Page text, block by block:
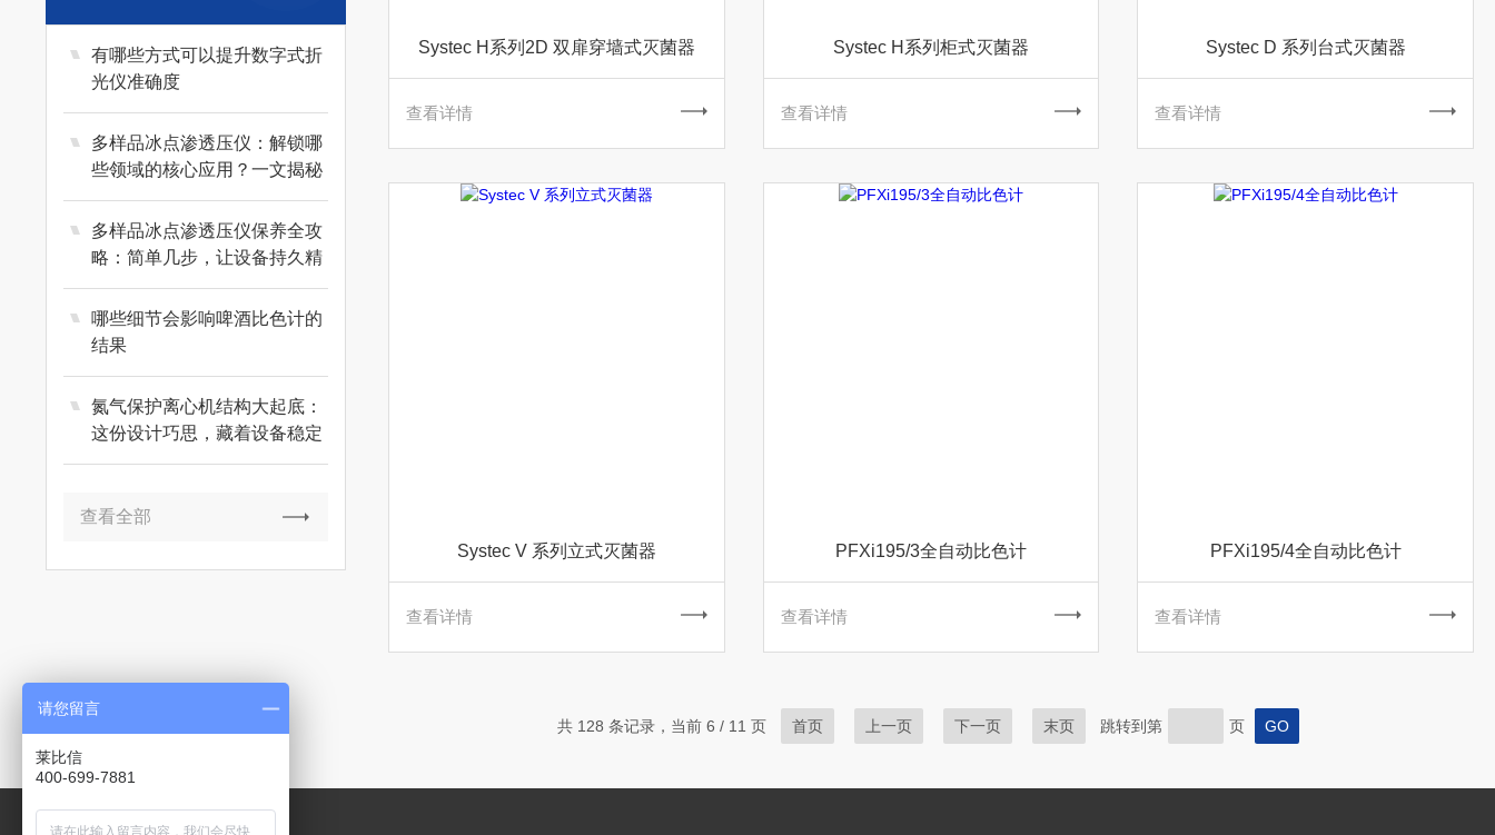
有哪些方式可以提升数字式折
光仪准确度
多样品冰点渗透压仪：解锁哪
些领域的核心应用？一文揭秘
多样品冰点渗透压仪保养全攻
略：简单几步，让设备持久精
准运行
哪些细节会影响啤酒比色计的
结果
氮气保护离心机结构大起底：
这份设计巧思，藏着设备稳定
运行的关键
查看全部
Systec H系列2D 双扉穿墙式灭菌器
查看详情
Systec H系列柜式灭菌器
查看详情
Systec D 系列台式灭菌器
查看详情
Systec V 系列立式灭菌器
查看详情
PFXi195/3全自动比色计
查看详情
PFXi195/4全自动比色计
查看详情
共 128 条记录，当前 6 / 11 页 首页 上一页 下一页 末页 跳转到第 页
请您留言
莱比信
400-699-7881